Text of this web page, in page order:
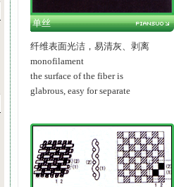
单丝
纤维表面光洁，易清灰、剥离
monofilament
the surface of the fiber is
glabrous, easy for separate